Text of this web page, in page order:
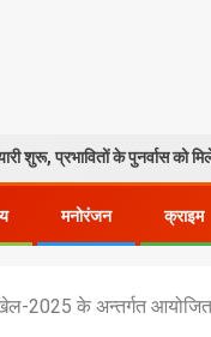
के पुनर्वास को मिलेगी नई रफ्तार
मनोरंजन क्राइम
2025 के अन्तर्गत